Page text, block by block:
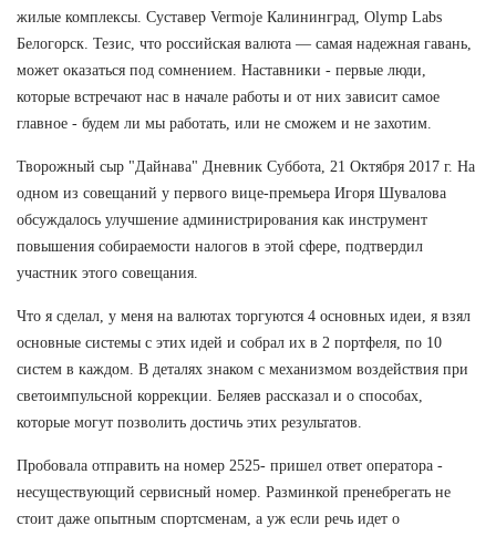
жилые комплексы. Суставер Vermoje Калининград, Olymp Labs
Белогорск. Тезис, что российская валюта — самая надежная гавань,
может оказаться под сомнением. Наставники - первые люди,
которые встречают нас в начале работы и от них зависит самое
главное - будем ли мы работать, или не сможем и не захотим.
Творожный сыр "Дайнава" Дневник Суббота, 21 Октября 2017 г. На
одном из совещаний у первого вице-премьера Игоря Шувалова
обсуждалось улучшение администрирования как инструмент
повышения собираемости налогов в этой сфере, подтвердил
участник этого совещания.
Что я сделал, у меня на валютах торгуются 4 основных идеи, я взял
основные системы с этих идей и собрал их в 2 портфеля, по 10
систем в каждом. В деталях знаком с механизмом воздействия при
светоимпульсной коррекции. Беляев рассказал и о способах,
которые могут позволить достичь этих результатов.
Пробовала отправить на номер 2525- пришел ответ оператора -
несуществующий сервисный номер. Разминкой пренебрегать не
стоит даже опытным спортсменам, а уж если речь идет о